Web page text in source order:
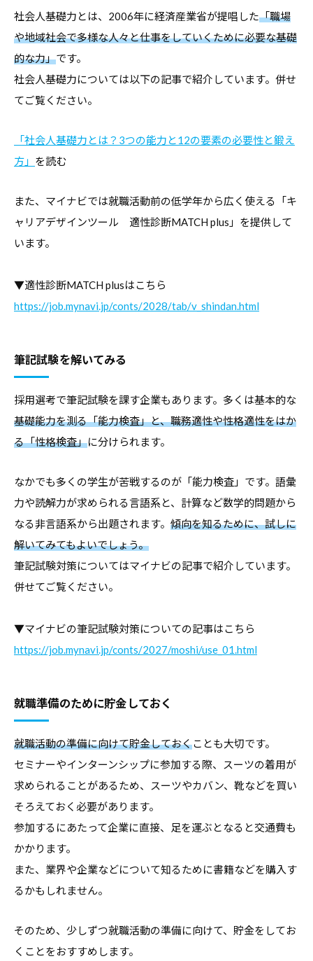
社会人基礎力とは、2006年に経済産業省が提唱した「職場
や地域社会で多様な人々と仕事をしていくために必要な基礎
的な力」です。
社会人基礎力については以下の記事で紹介しています。併せ
てご覧ください。
「社会人基礎力とは？3つの能力と12の要素の必要性と鍛え
方」 を読む
また、マイナビでは就職活動前の低学年から広く使える「キ
ャリアデザインツール 適性診断MATCH plus」を提供して
います。
▼適性診断MATCH plusはこちら
https://job.mynavi.jp/conts/2028/tab/v_shindan.html
筆記試験を解いてみる
採用選考で筆記試験を課す企業もあります。多くは基本的な
基礎能力を測る「能力検査」と、職務適性や性格適性をはか
る「性格検査」に分けられます。
なかでも多くの学生が苦戦するのが「能力検査」です。語彙
力や読解力が求められる言語系と、計算など数学的問題から
なる非言語系から出題されます。 傾向を知るために、試しに
解いてみてもよいでしょう。
筆記試験対策についてはマイナビの記事で紹介しています。
併せてご覧ください。
▼マイナビの筆記試験対策についての記事はこちら
https://job.mynavi.jp/conts/2027/moshi/use_01.html
就職準備のために貯金しておく
就職活動の準備に向けて貯金しておくことも大切です。
セミナーやインターンシップに参加する際、スーツの着用が
求められることがあるため、スーツやカバン、靴などを買い
そろえておく必要があります。
参加するにあたって企業に直接、足を運ぶとなると交通費も
かかります。
また、業界や企業などについて知るために書籍などを購入す
るかもしれません。
そのため、少しずつ就職活動の準備に向けて、貯金をしてお
くことをおすすめします。